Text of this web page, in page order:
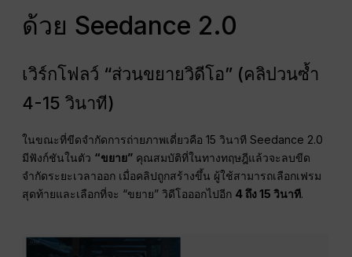
ด้วย Seedance 2.0
เวิร์กโฟลว์ “ส่วนขยายวิดีโอ” (คลิปวนซ้ำ
4-15 วินาที)
ในขณะที่ขีดจำกัดการถ่ายภาพเดี่ยวคือ 15 วินาที Seedance 2.0
มีฟังก์ชันในตัว “ขยาย” คุณสมบัติที่ในทางทฤษฎีแล้วจะลบขีด
จำกัดระยะเวลาออก เมื่อคลิปถูกสร้างขึ้น ผู้ใช้สามารถเลือกเฟรม
สุดท้ายและเลือกที่จะ “ขยาย” วิดีโอออกไปอีก 4 ถึง 15 วินาที.